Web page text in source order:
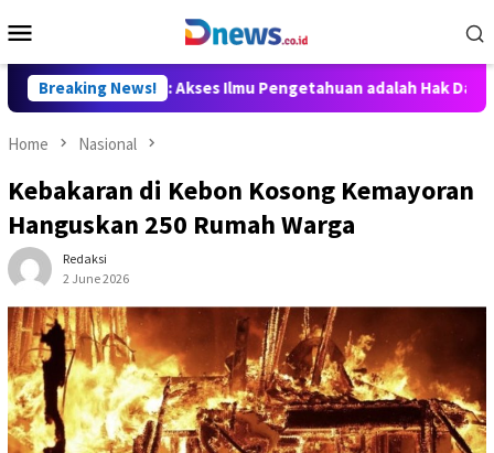
to
Menu
Breaking News!
Willy Aditya: Akses Ilmu Pengetahuan adalah Hak Dasar Warga
Home Nasional
Kebakaran di Kebon Kosong Kemayoran
Hanguskan 250 Rumah Warga
Redaksi
2 June 2026